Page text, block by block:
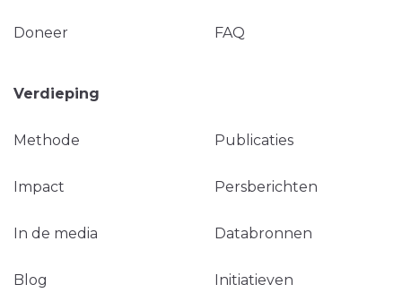
Doneer FAQ
Verdieping
Methode Publicaties
Impact Persberichten
In de media Databronnen
Blog Initiatieven